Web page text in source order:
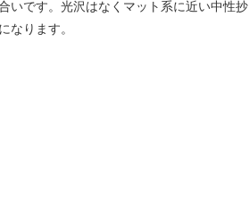
いです。光沢はなくマット系に近い中性抄
なります。